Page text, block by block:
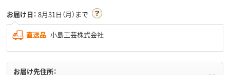
お届け日： 8月31日（月）まで
直送品 小島工芸株式会社
お届け先住所：